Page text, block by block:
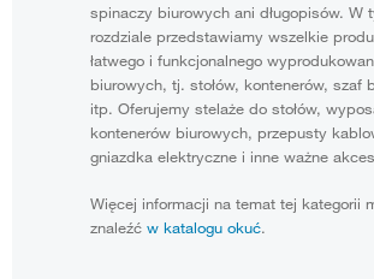
spinaczy biurowych ani długopisów. W
rozdziale przedstawiamy wszelkie
łatwego i funkcjonalnego
biurowych, tj. stołów, kontenerów, szaf
itp. Oferujemy stelaże do stołów,
kontenerów biurowych, przepusty
gniazdka elektryczne i inne ważne
Więcej informacji na temat tej kategorii
znaleźć w katalogu okuć.